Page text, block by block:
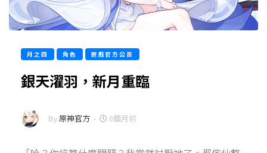
月之四 角色 遊戲官方公告
銀天濯羽，新月重臨
By原神官方 - 6個月前